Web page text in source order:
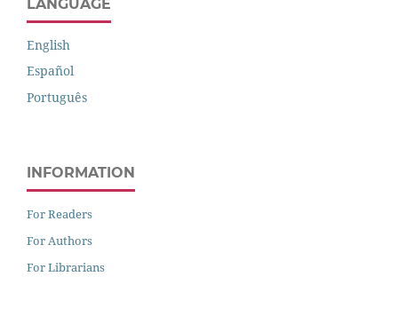
LANGUAGE
English
Español
Português
INFORMATION
For Readers
For Authors
For Librarians